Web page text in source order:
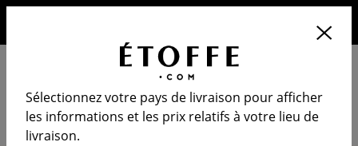
Sélectionnez votre pays de livraison pour afficher
les informations et les prix relatifs à votre lieu de
livraison.